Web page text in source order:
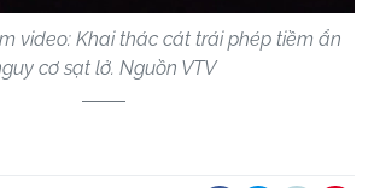
video: Khai thác cát trái phép tiềm ẩn
cơ sạt lở. Nguồn VTV